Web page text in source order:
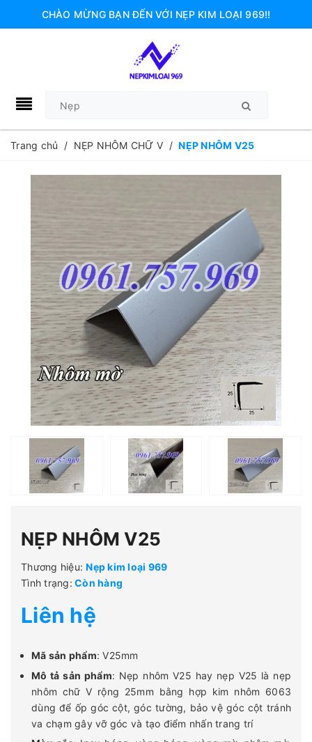
CHÀO MỪNG BẠN ĐẾN VỚI NẸP KIM LOẠI 969!!
Trang chủ / NẸP NHÔM CHỮ V / NẸP NHÔM V25
NẸP NHÔM V25
Thương hiệu: Nẹp kim loại 969
Tình trạng: Còn hàng
Liên hệ
Mã sản phẩm: V25mm
Mô tả sản phẩm: Nẹp nhôm V25 hay nẹp V25 là nẹp
nhôm chữ V rộng 25mm bằng hợp kim nhôm 6063
dùng để ốp góc cột, góc tường, bảo vệ góc cột tránh
va chạm gây vỡ góc và tạo điểm nhấn trang trí